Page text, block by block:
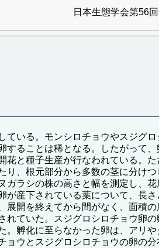
日本生態学会第56
いる。モンシロチョウやスジグ
ることは稀となる。したがって
と種子生産が行なわれている。
、根元部分から多数の茎に分け
ラシの株の高さと幅を測定し、
産下されている葉について、長
開を終えてから間がなく、面積
ていた。スジグロシロチョウ卵
孵化に至らなかった卵は、アリ
ウとスジグロシロチョウの卵の